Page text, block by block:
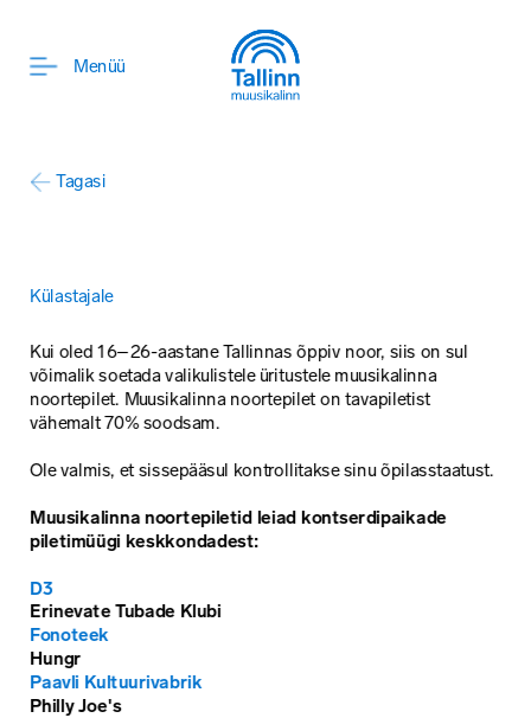
Menüü
Tagasi
Külastajale
Kui oled 16–26-aastane Tallinnas õppiv noor, siis on sul
võimalik soetada valikulistele üritustele muusikalinna
noortepilet. Muusikalinna noortepilet on tavapiletist
vähemalt 70% soodsam.
Ole valmis, et sissepääsul kontrollitakse sinu õpilasstaatust.
Muusikalinna noortepiletid leiad kontserdipaikade
piletimüügi keskkondadest:
D3
Erinevate Tubade Klubi
Fonoteek
Hungr
Paavli Kultuurivabrik
Philly Joe's